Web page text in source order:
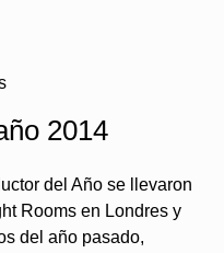
2014
del Año se llevaron
Rooms en Londres y
del año pasado,